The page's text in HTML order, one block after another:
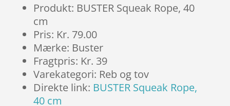
Produkt: BUSTER Squeak Rope, 40
cm
Pris: Kr. 79.00
Mærke: Buster
Fragtpris: Kr. 39
Varekategori: Reb og tov
Direkte link: BUSTER Squeak Rope,
40 cm